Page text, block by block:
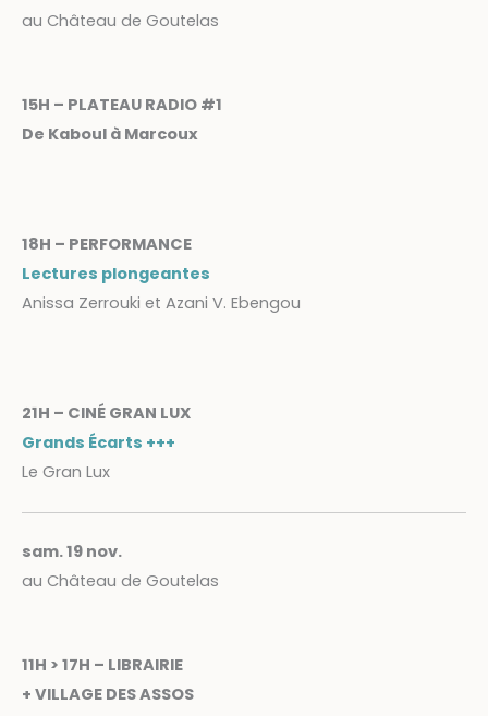
au Château de Goutelas
15H – PLATEAU RADIO #1
De Kaboul à Marcoux
18H – PERFORMANCE
Lectures plongeantes
Anissa Zerrouki et Azani V. Ebengou
21H – CINÉ GRAN LUX
Grands Écarts +++
Le Gran Lux
sam. 19 nov.
au Château de Goutelas
11H > 17H – LIBRAIRIE
+ VILLAGE DES ASSOS